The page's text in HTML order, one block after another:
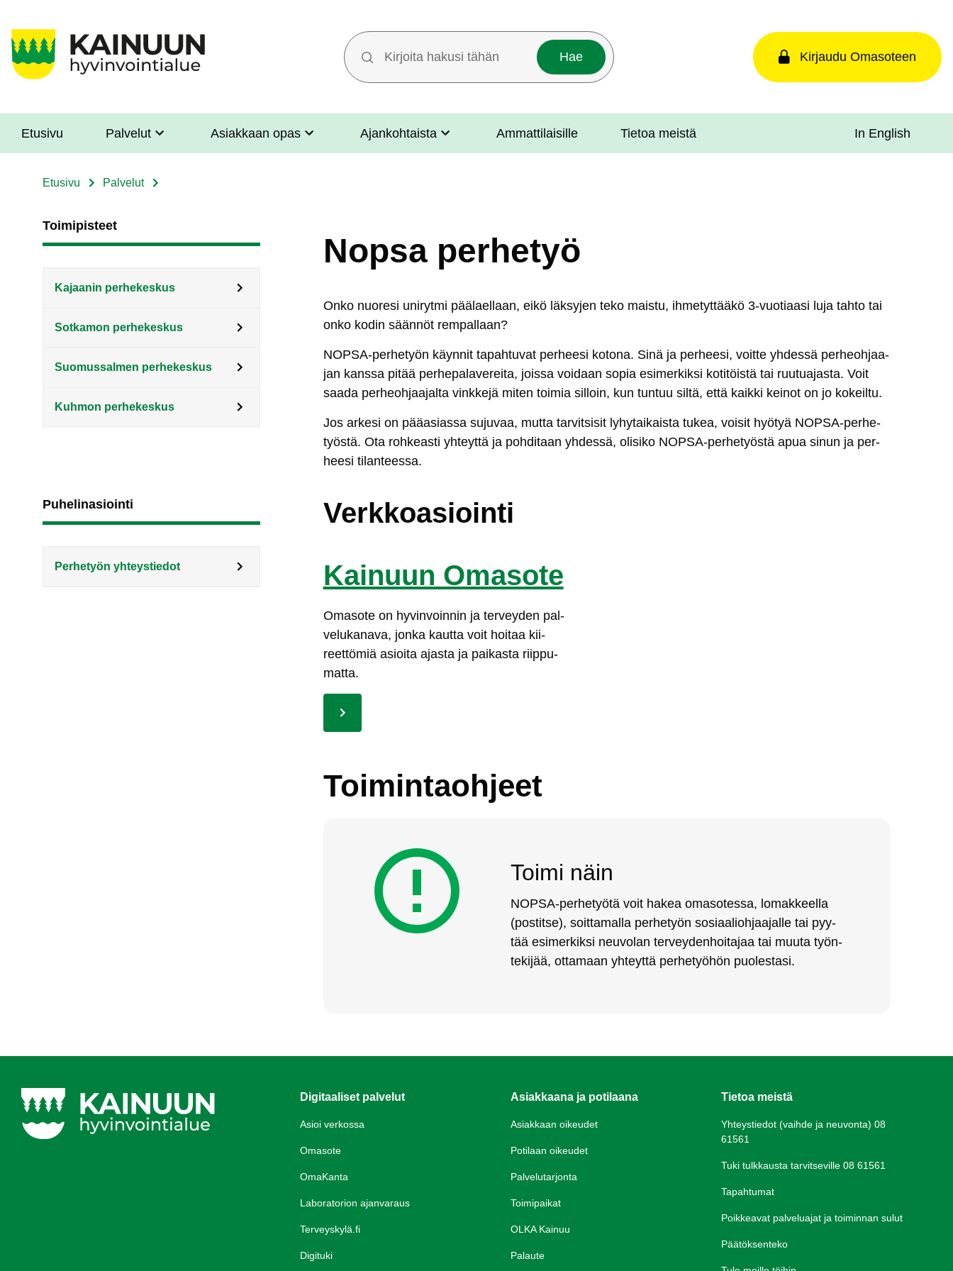
Hakutermit
Kirjaudu Omasoteen
Sote
Menu
Etusivu Palvelut Asiakkaan opas Ajankohtaista Ammattilaisille Tietoa meistä In English
Etusivu Palvelut
Toimipisteet
Kajaanin perhekeskus
Sotkamon perhekeskus
Suomussalmen perhekeskus
Kuhmon perhekeskus
Puhelinasiointi
Perhetyön yhteystiedot
Nopsa perhetyö
On­ko nuo­re­si uni­ryt­mi pää­lael­laan, ei­kö läk­sy­jen te­ko mais­tu, ih­me­tyt­tää­kö 3-vuo­tiaa­si lu­ja tah­to tai
on­ko ko­din sään­nöt rem­pal­laan?
NOP­SA-per­he­työn käyn­nit ta­pah­tu­vat per­hee­si ko­to­na. Si­nä ja per­hee­si, voit­te yh­des­sä per­heoh­jaa­
jan kans­sa pi­tää per­he­pa­la­ve­rei­ta, jois­sa voi­daan so­pia esi­mer­kik­si ko­ti­töis­tä tai ruu­tua­jas­ta. Voit
saa­da per­heoh­jaa­jal­ta vink­ke­jä mi­ten toi­mia sil­loin, kun tun­tuu sil­tä, et­tä kaik­ki kei­not on jo ko­keil­tu.
Jos ar­ke­si on pääa­sias­sa su­ju­vaa, mut­ta tar­vit­si­sit ly­hy­tai­kais­ta tu­kea, voi­sit hyö­tyä NOP­SA-per­he­
työs­tä. Ota roh­keas­ti yh­teyt­tä ja poh­di­taan yh­des­sä, oli­si­ko NOP­SA-per­he­työs­tä apua si­nun ja per­
hee­si ti­lan­tees­sa.
Verk­koa­sioin­ti
Kai­nuun Oma­so­te
Oma­so­te on hy­vin­voin­nin ja ter­vey­den pal­
ve­lu­ka­na­va, jon­ka kaut­ta voit hoi­taa kii­
reet­tö­miä asioi­ta ajas­ta ja pai­kas­ta riip­pu­
mat­ta.
Toi­min­taoh­jeet
Toi­mi näin
NOP­SA-per­he­työ­tä voit ha­kea oma­so­tes­sa, lo­mak­keel­la
(pos­tit­se), soit­ta­mal­la per­he­työn so­siaa­lioh­jaa­jal­le tai pyy­
tää esi­mer­kik­si neu­vo­lan ter­vey­den­hoi­ta­jaa tai muu­ta työn­
te­ki­jää, ot­ta­maan yh­teyt­tä per­he­työ­hön puo­les­ta­si.
Digitaaliset palvelut
Asioi verkossa
Omasote
OmaKanta
Laboratorion ajanvaraus
Terveyskylä.fi
Digituki
Asiakkaana ja potilaana
Asiakkaan oikeudet
Potilaan oikeudet
Palvelutarjonta
Toimipaikat
OLKA Kainuu
Palaute
Tietoa meistä
Yhteystiedot (vaihde ja neuvonta) 08
61561
Tuki tulkkausta tarvitseville 08 61561
Tapahtumat
Poikkeavat palveluajat ja toiminnan sulut
Päätöksenteko